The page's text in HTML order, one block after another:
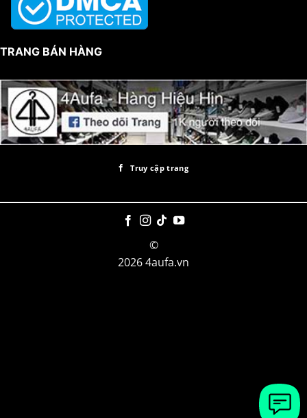
TRANG BÁN HÀNG
Truy cập trang
©
2026 4aufa.vn